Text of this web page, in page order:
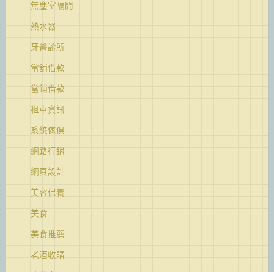
無塵室隔間
熱水器
牙醫診所
當舖借款
當鋪借款
租車資訊
系統傢俱
網路行銷
網頁設計
美容保養
美食
美食推薦
老酒收購